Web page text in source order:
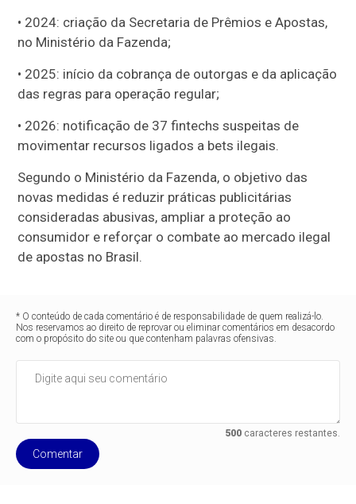
• 2024: criação da Secretaria de Prêmios e Apostas,
no Ministério da Fazenda;
• 2025: início da cobrança de outorgas e da aplicação
das regras para operação regular;
• 2026: notificação de 37 fintechs suspeitas de
movimentar recursos ligados a bets ilegais.
Segundo o Ministério da Fazenda, o objetivo das
novas medidas é reduzir práticas publicitárias
consideradas abusivas, ampliar a proteção ao
consumidor e reforçar o combate ao mercado ilegal
de apostas no Brasil.
* O conteúdo de cada comentário é de responsabilidade de quem realizá-lo.
Nos reservamos ao direito de reprovar ou eliminar comentários em desacordo
com o propósito do site ou que contenham palavras ofensivas.
500caracteres restantes.
Comentar